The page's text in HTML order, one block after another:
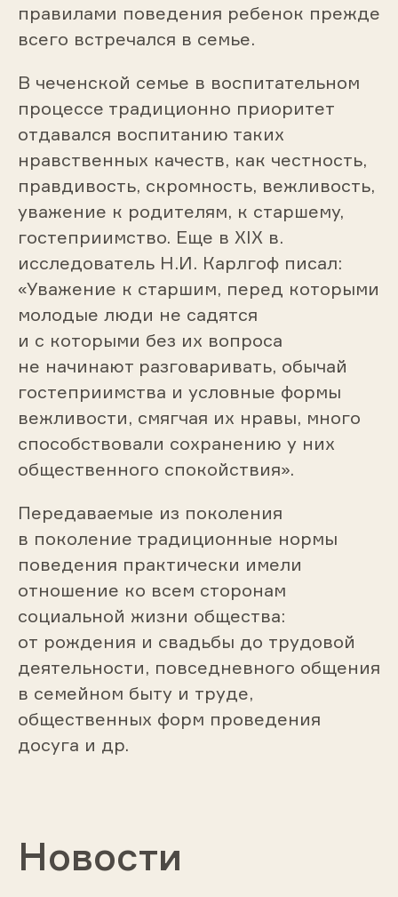
правилами поведения ребенок прежде
всего встречался в семье.
В чеченской семье в воспитательном
процессе традиционно приоритет
отдавался воспитанию таких
нравственных качеств, как честность,
правдивость, скромность, вежливость,
уважение к родителям, к старшему,
гостеприимство. Еще в XIX в.
исследователь Н.И. Карлгоф писал:
«Уважение к старшим, перед которыми
молодые люди не садятся
и с которыми без их вопроса
не начинают разговаривать, обычай
гостеприимства и условные формы
вежливости, смягчая их нравы, много
способствовали сохранению у них
общественного спокойствия».
Передаваемые из поколения
в поколение традиционные нормы
поведения практически имели
отношение ко всем сторонам
социальной жизни общества:
от рождения и свадьбы до трудовой
деятельности, повседневного общения
в семейном быту и труде,
общественных форм проведения
досуга и др.
Новости